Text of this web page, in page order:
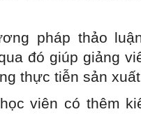
pháp thảo
đó giúp giảng
thực tiễn sản
viên có thêm